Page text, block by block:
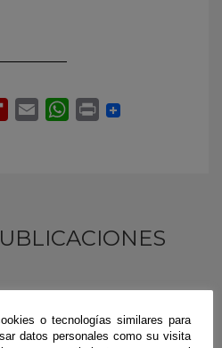
o tecnologías similares para
datos personales como su visita